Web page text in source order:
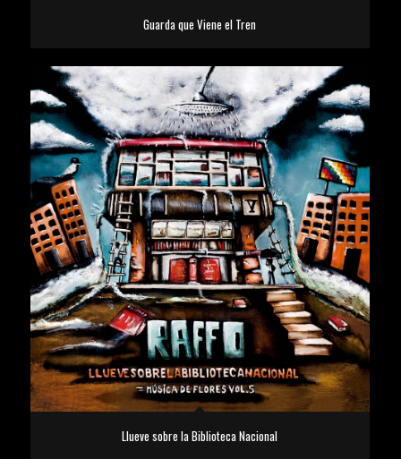
Guarda que Viene el Tren
Llueve sobre la Biblioteca Nacional